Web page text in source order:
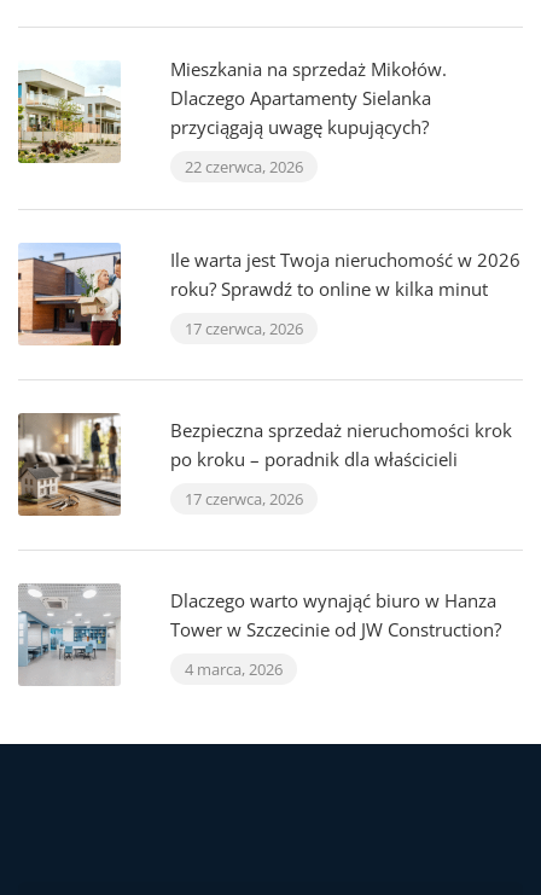
Mieszkania na sprzedaż Mikołów.
Dlaczego Apartamenty Sielanka
przyciągają uwagę kupujących?
22 czerwca, 2026
Ile warta jest Twoja nieruchomość w 2026
roku? Sprawdź to online w kilka minut
17 czerwca, 2026
Bezpieczna sprzedaż nieruchomości krok
po kroku – poradnik dla właścicieli
17 czerwca, 2026
Dlaczego warto wynająć biuro w Hanza
Tower w Szczecinie od JW Construction?
4 marca, 2026